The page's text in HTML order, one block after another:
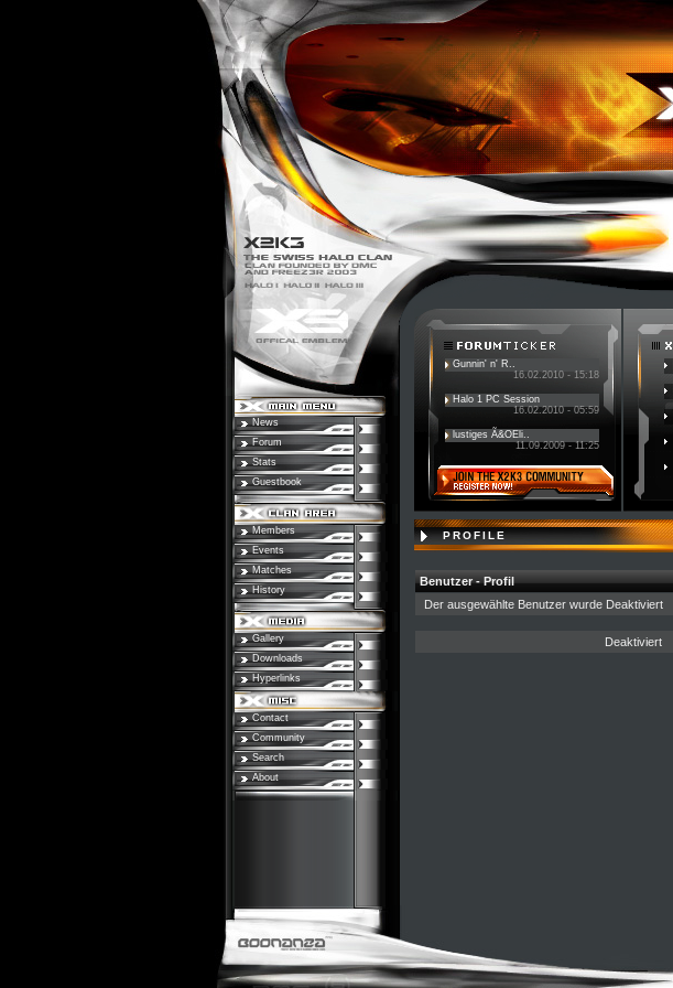
News
Forum
Stats
Guestbook
Members
Events
Matches
History
Gallery
Downloads
Hyperlinks
Contact
Community
Search
About
Gunnin' n' R..
16.02.2010 - 15:18
Halo 1 PC Session
16.02.2010 - 05:59
lustiges Ã&OEli..
11.09.2009 - 11:25
PROFILE
Benutzer - Profil
Der ausgewählte Benutzer wurde Deaktiviert
Deaktiviert